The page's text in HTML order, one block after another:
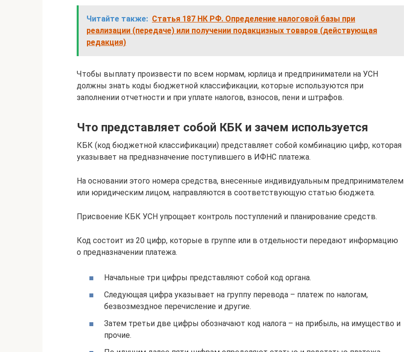
Читайте также: Статья 187 НК РФ. Определение налоговой базы при
реализации (передаче) или получении подакцизных товаров (действующая
редакция)
Чтобы выплату произвести по всем нормам, юрлица и предприниматели на УСН
должны знать коды бюджетной классификации, которые используются при
заполнении отчетности и при уплате налогов, взносов, пени и штрафов.
Что представляет собой КБК и зачем используется
КБК (код бюджетной классификации) представляет собой комбинацию цифр, которая
указывает на предназначение поступившего в ИФНС платежа.
На основании этого номера средства, внесенные индивидуальным предпринимателем
или юридическим лицом, направляются в соответствующую статью бюджета.
Присвоение КБК УСН упрощает контроль поступлений и планирование средств.
Код состоит из 20 цифр, которые в группе или в отдельности передают информацию
о предназначении платежа.
Начальные три цифры представляют собой код органа.
Следующая цифра указывает на группу перевода – платеж по налогам,
безвозмездное перечисление и другие.
Затем третьи две цифры обозначают код налога – на прибыль, на имущество и
прочие.